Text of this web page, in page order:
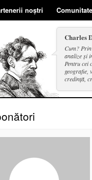
noștri
Charles
Cum?
analize și
Pentru cei
geografie,
credință,